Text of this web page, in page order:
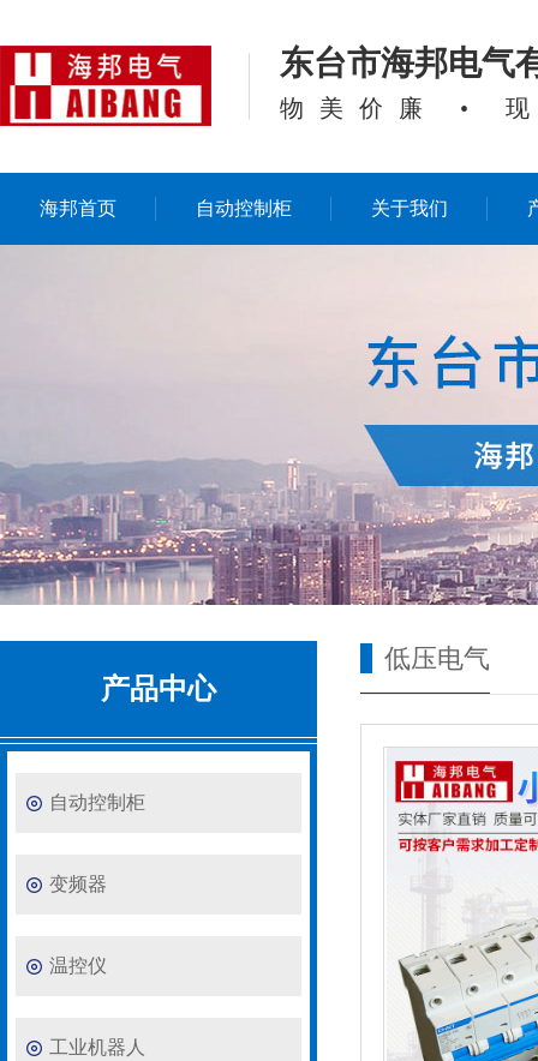
东台市海邦电气
物美价廉 •
海邦首页 自动控制柜 关于我们
产品中心
自动控制柜
变频器
温控仪
工业机器人
低压电气